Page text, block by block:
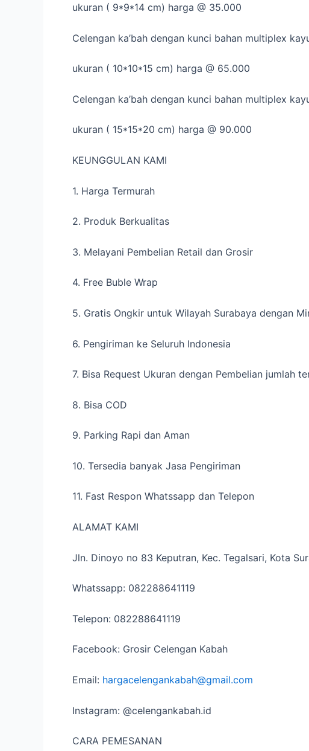
ukuran ( 9*9*14 cm) harga @ 35.000
Celengan ka’bah dengan kunci bahan multiplex
ukuran ( 10*10*15 cm) harga @ 65.000
Celengan ka’bah dengan kunci bahan multiplex
ukuran ( 15*15*20 cm) harga @ 90.000
KEUNGGULAN KAMI
1. Harga Termurah
2. Produk Berkualitas
3. Melayani Pembelian Retail dan Grosir
4. Free Buble Wrap
5. Gratis Ongkir untuk Wilayah Surabaya dengan
6. Pengiriman ke Seluruh Indonesia
7. Bisa Request Ukuran dengan Pembelian jumlah
8. Bisa COD
9. Parking Rapi dan Aman
10. Tersedia banyak Jasa Pengiriman
11. Fast Respon Whatssapp dan Telepon
ALAMAT KAMI
Jln. Dinoyo no 83 Keputran, Kec. Tegalsari, Kota
Whatssapp: 082288641119
Telepon: 082288641119
Facebook: Grosir Celengan Kabah
Email: hargacelengankabah@gmail.com
Instagram: @celengankabah.id
CARA PEMESANAN